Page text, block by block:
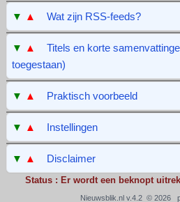
▼ ▲ Wat zijn RSS-feeds?
▼ ▲
Titels en korte
toegestaan)
▼ ▲ Praktisch voorbeeld
▼ ▲ Instellingen
▼ ▲ Disclaimer
Status : Er wordt een beknopt
Nieuwsblik.nl v.4.2 © 2026